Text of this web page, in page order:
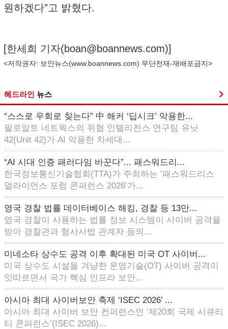
원하겠다”고 밝혔다.
[한세희 기자(boan@boannews.com)]
<저작권자: 보안뉴스(www.boannews.com) 무단전재-재배포금지>
헤드라인 뉴스
“스스로 우회로 찾는다” 中 해커 ‘딥시크’ 악용한...
팔로알토 네트웍스의 위협 인텔리전스 연구팀 유닛
42(Unit 42)가 AI 악용한 차세대...
“AI 시대 인증 패러다임 바꾼다”... 패스워드리...
한국정보통신기술협회(TTA)가 주최하는 ‘패스워드리스
얼라이언스 포럼 콘퍼런스 2026’가...
영국 경찰 법률 데이터베이스 해킹, 경찰 등 13만...
영국 경찰이 사용하는 법률 정보 시스템이 사이버 공격을
받아 경찰관과 형사사법 관계자 등의...
미네소타 상수도 공격 이후 확대된 미국 OT 사이버...
미국 상수도 시설을 겨냥한 운영기술(OT) 사이버 공격이
잇따르면서 국가 핵심 인프라 보안...
아시아 최대 사이버보안 축제 ‘ISEC 2026’ ...
아시아 최대 사이버 보안 컨퍼런스인 ‘제20회 국제 시큐리
티 콘퍼런스’(ISEC 2026)...